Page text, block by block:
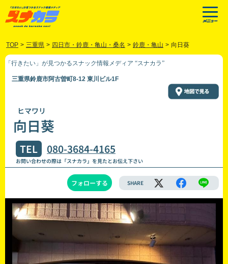
TOP > 三重県 > 四日市・鈴鹿・亀山・桑名 > 鈴鹿・亀山 > 向日葵
「行きたい」が見つかるスナック情報メディア “スナカラ”
三重県鈴鹿市阿古曽町8-12 東川ビル1F
ヒマワリ
向日葵
TEL 080-3684-4165
お問い合わせの際は「スナカラ」を見たとお伝え下さい
フォローする SHARE